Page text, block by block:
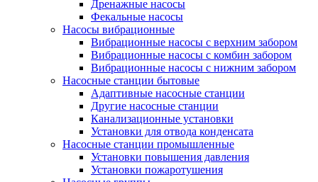
Дренажные насосы
Фекальные насосы
Насосы вибрационные
Вибрационные насосы с верхним забором
Вибрационные насосы с комбин забором
Вибрационные насосы с нижним забором
Насосные станции бытовые
Адаптивные насосные станции
Другие насосные станции
Канализационные установки
Установки для отвода конденсата
Насосные станции промышленные
Установки повышения давления
Установки пожаротушения